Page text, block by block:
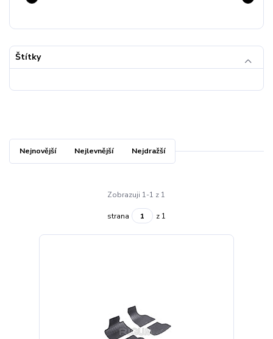
Štítky
Nejnovější Nejlevnější Nejdražší
Zobrazuji 1-1 z 1
strana z 1